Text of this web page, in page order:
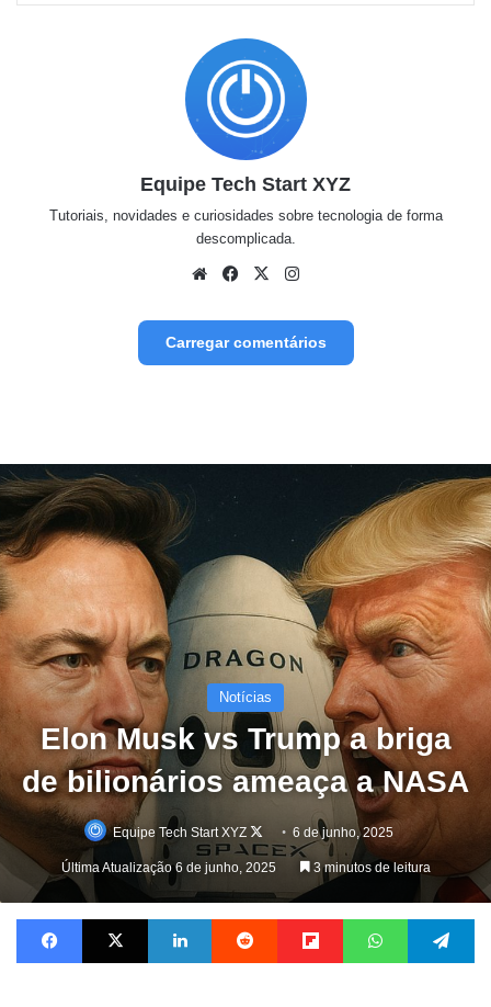
Equipe Tech Start XYZ
Tutoriais, novidades e curiosidades sobre tecnologia de forma
descomplicada.
WebsiteFacebook
X
Carregar comentários